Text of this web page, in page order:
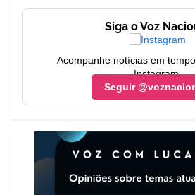
Siga o Voz
Acompanhe notícias em
Instagram.
Seguir